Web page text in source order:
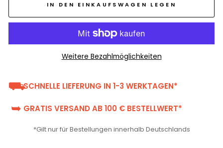
IN DEN EINKAUFSWAGEN LEGEN
Weitere Bezahlmöglichkeiten
⛟SCHNELLE LIEFERUNG IN 1-3 WERKTAGEN*
➥ GRATIS VERSAND AB 100 € BESTELLWERT*
*Gilt nur für Bestellungen innerhalb Deutschlands